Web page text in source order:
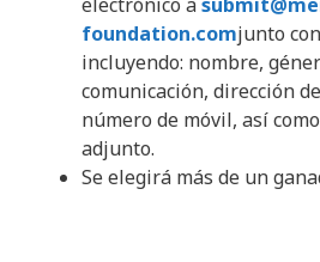
foundation.comjunto
incluyendo: nombre,
comunicación, dirección
número de móvil, así
adjunto.
Se elegirá más de un